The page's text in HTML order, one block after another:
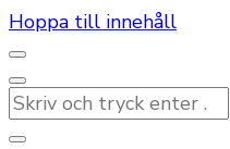
Hoppa till innehåll
Letar
du